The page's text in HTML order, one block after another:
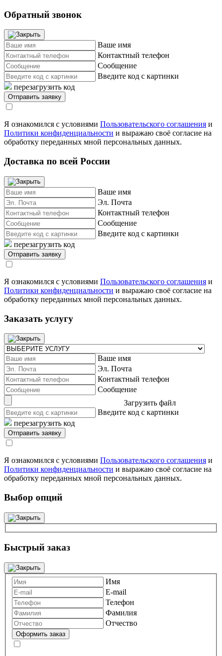
Обратный звонок
Ваше имя
Контактный телефон
Сообщение
Введите код с картинки
перезагрузить код
Я ознакомился с условиями Пользовательского соглашения и
Политики конфиденциальности и выражаю своё согласие на
обработку переданных мной персональных данных.
Доставка по всей России
Ваше имя
Эл. Почта
Контактный телефон
Сообщение
Введите код с картинки
перезагрузить код
Я ознакомился с условиями Пользовательского соглашения и
Политики конфиденциальности и выражаю своё согласие на
обработку переданных мной персональных данных.
Заказать услугу
Ваше имя
Эл. Почта
Контактный телефон
Сообщение
Загрузить файл
Введите код с картинки
перезагрузить код
Я ознакомился с условиями Пользовательского соглашения и
Политики конфиденциальности и выражаю своё согласие на
обработку переданных мной персональных данных.
Выбор опций
Быстрый заказ
Имя
E-mail
Телефон
Фамилия
Отчество